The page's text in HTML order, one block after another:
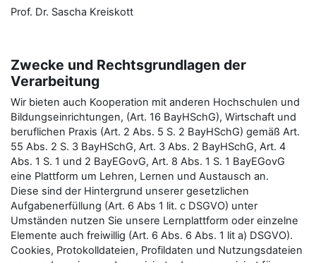
Prof. Dr. Sascha Kreiskott
Zwecke und Rechtsgrundlagen der
Verarbeitung
Wir bieten auch Kooperation mit anderen Hochschulen und
Bildungseinrichtungen, (Art. 16 BayHSchG), Wirtschaft und
beruflichen Praxis (Art. 2 Abs. 5 S. 2 BayHSchG) gemäß Art.
55 Abs. 2 S. 3 BayHSchG, Art. 3 Abs. 2 BayHSchG, Art. 4
Abs. 1 S. 1 und 2 BayEGovG, Art. 8 Abs. 1 S. 1 BayEGovG
eine Plattform um Lehren, Lernen und Austausch an.
Diese sind der Hintergrund unserer gesetzlichen
Aufgabenerfüllung (Art. 6 Abs 1 lit. c DSGVO) unter
Umständen nutzen Sie unsere Lernplattform oder einzelne
Elemente auch freiwillig (Art. 6 Abs. 6 Abs. 1 lit a) DSGVO).
Cookies, Protokolldateien, Profildaten und Nutzungsdateien